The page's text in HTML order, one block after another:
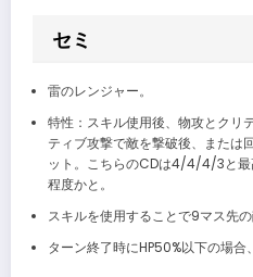
セミ
雷のレンジャー。
特性：スキル使用後、物攻とクリ
ティブ攻撃で敵を撃破後、または
ット。こちらのCDは4/4/4/3と最
程度かと。
スキルを使用することで9マス先の
ターン終了時にHP50%以下の場合